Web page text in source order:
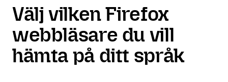
Välj vilken Firefox
webbläsare du vill
hämta på ditt språk